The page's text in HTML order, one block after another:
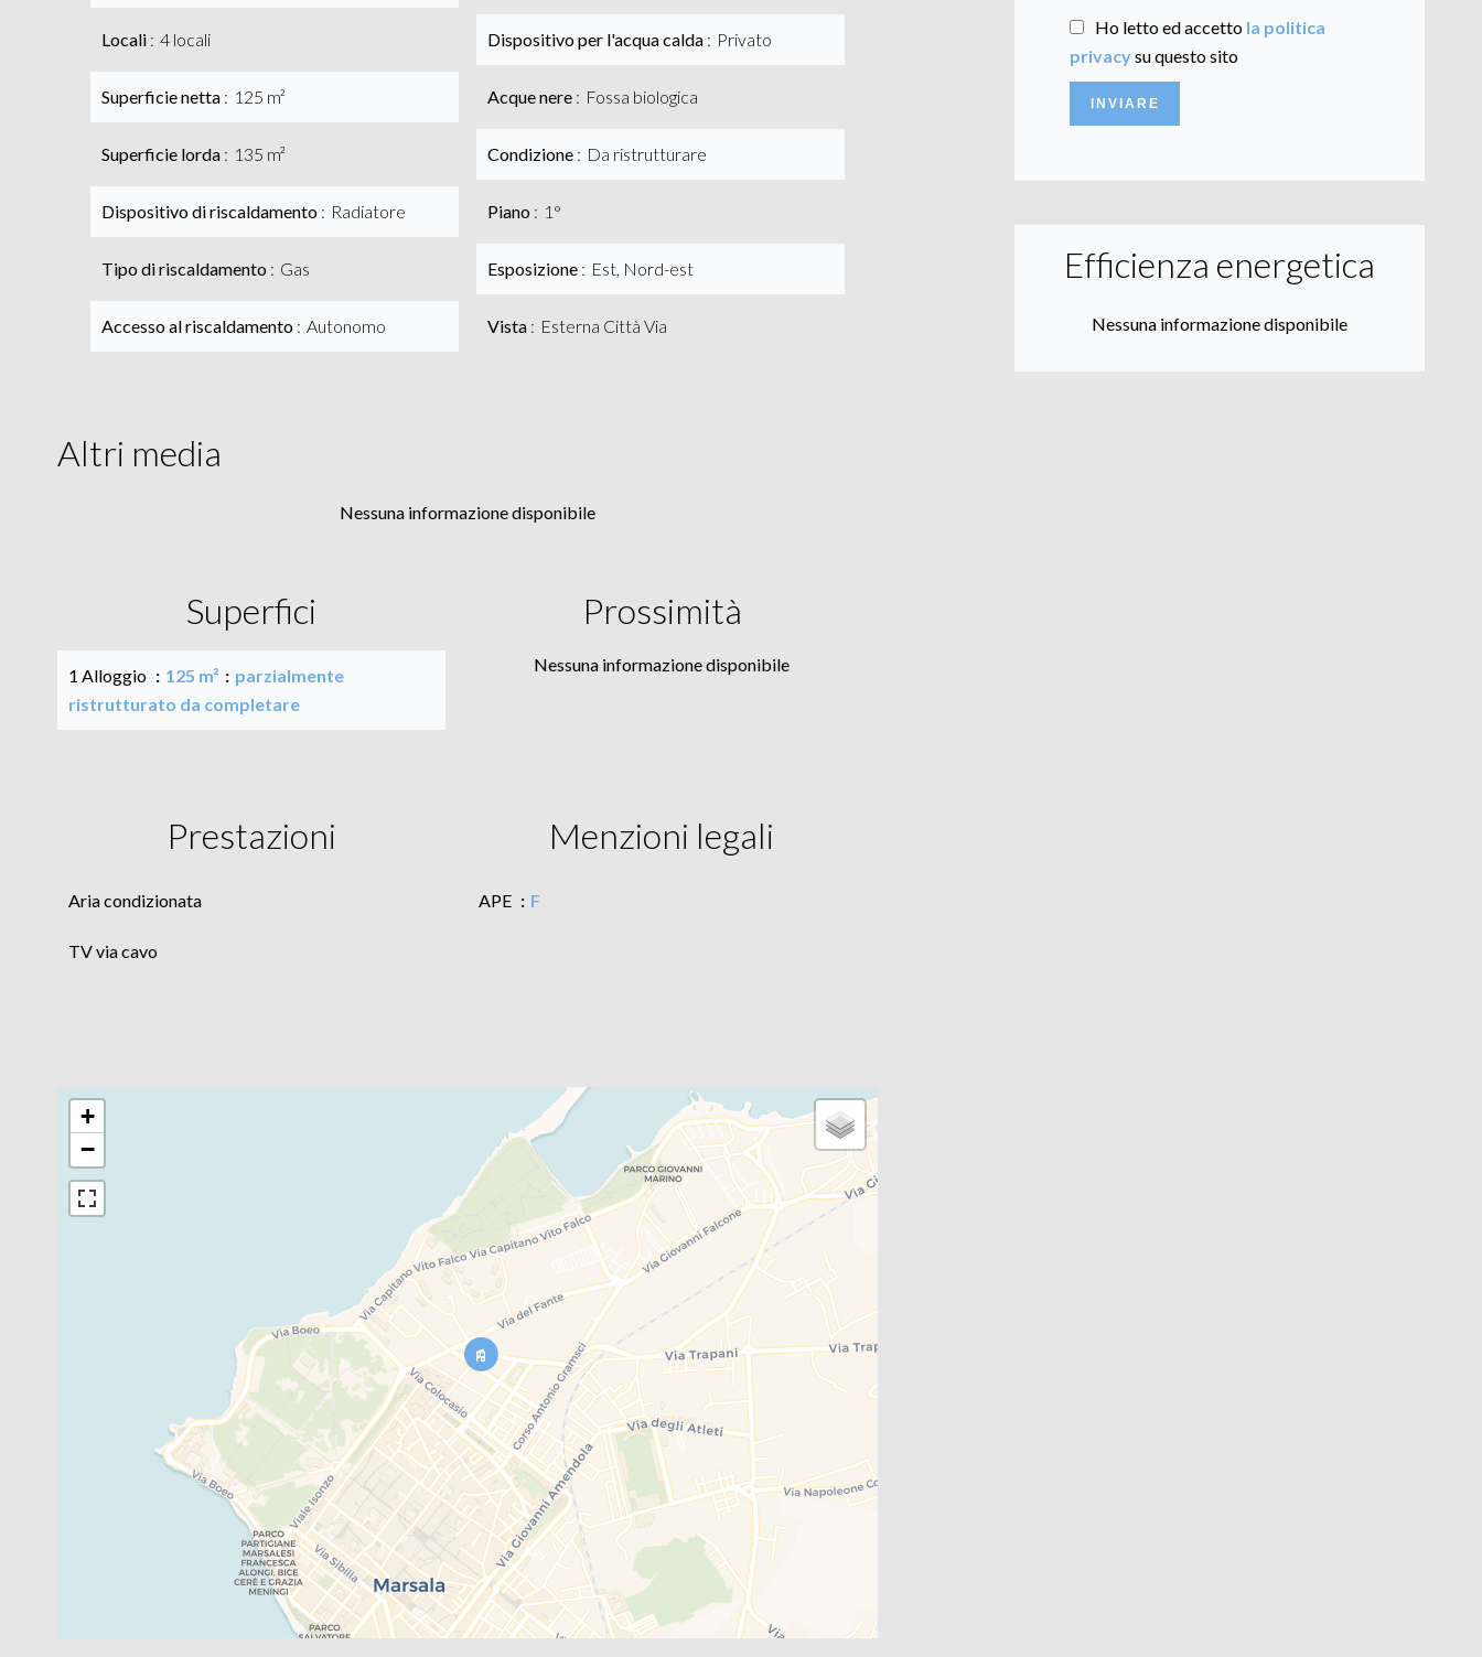
Locali 4 locali
Superficie netta 125 m²
Superficie lorda 135 m²
Dispositivo di riscaldamento Radiatore
Tipo di riscaldamento Gas
Accesso al riscaldamento Autonomo
Dispositivo per l'acqua calda Privato
Acque nere Fossa biologica
Condizione Da ristrutturare
Piano 1°
Esposizione Est, Nord-est
Vista Esterna Città Via
Altri media
Nessuna informazione disponibile
Superfici
1 Alloggio 125 m²
parzialmente
ristrutturato da completare
Prossimità
Nessuna informazione disponibile
Prestazioni
Aria condizionata
TV via cavo
Menzioni legali
APE F
+
−
Ho letto ed accetto la politica
privacysu questo sito
INVIARE
Efficienza energetica
Nessuna informazione disponibile